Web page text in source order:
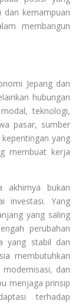
dan kemampuan
membangun
Jepang dan
hubungan
teknologi,
pasar, sumber
yang
membuat kerja
akhirnya bukan
investasi. Yang
yang saling
perubahan
yang stabil dan
membutuhkan
dan
menjaga prinsip
terhadap